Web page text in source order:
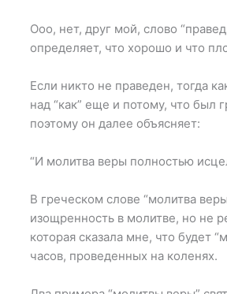
Ооо, нет, друг мой, слово
определяет, что хорошо и что
Если никто не праведен, тогда
над “как” еще и потому, что
поэтому он далее объясняет:
“И молитва веры полностью
В греческом слове “молитва
изощренность в молитве, но не
которая сказала мне, что будет
часов, проведенных на коленях.